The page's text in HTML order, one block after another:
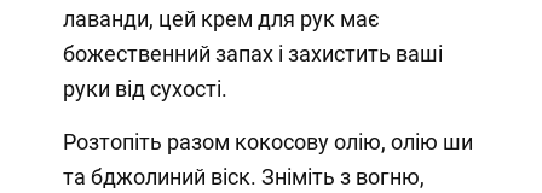
лаванди, цей крем для рук має
божественний запах і захистить ваші
руки від сухості.
Розтопіть разом кокосову олію, олію ши
та бджолиний віск. Зніміть з вогню,